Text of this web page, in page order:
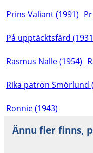
Prins Valiant (1991)
På upptäcktsfärd
Rasmus Nalle (1954)
Rika patron Smörlund
Ronnie (1943)
Ännu fler finns,